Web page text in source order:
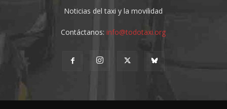
Noticias del taxi y la movilidad
Contáctanos:info@todotaxi.org